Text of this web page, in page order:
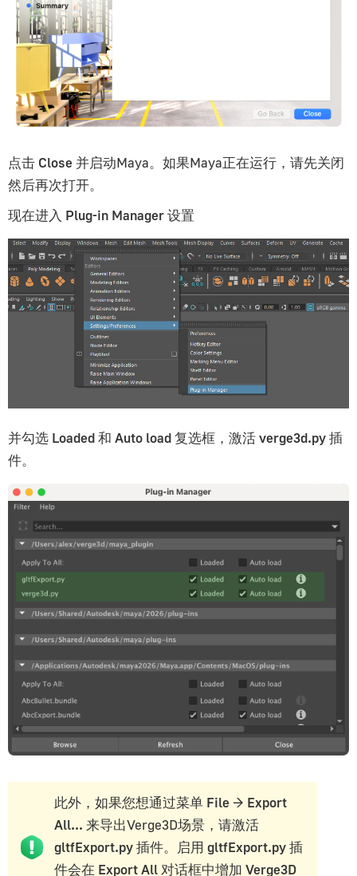
点击 Close 并启动Maya。如果Maya正在运行，请先关闭
然后再次打开。
现在进入 Plug-in Manager设置
并勾选 Loaded和 Auto load复选框，激活verge3d.py插
件。
此外，如果您想通过菜单 File → Export
All... 来导出Verge3D场景，请激活
gltfExport.py插件。启用 gltfExport.py插
件会在 Export All对话框中增加 Verge3D